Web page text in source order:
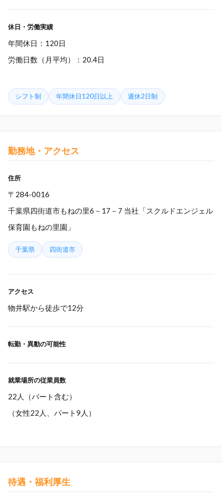
休日・労働実績
年間休日：120日
労働日数（月平均）：20.4日
シフト制 年間休日120日以上 週休2日制
勤務地・アクセス
住所
〒284-0016
千葉県四街道市もねの里6－17－7 当社「スクルドエンジェル
保育園もねの里園」
千葉県 四街道市
アクセス
物井駅から徒歩で12分
転勤・異動の可能性
就業場所の従業員数
22人（パート含む）
（女性22人、パート9人）
待遇・福利厚生